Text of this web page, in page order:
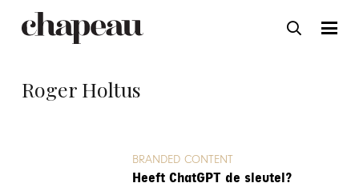
Roger Holtus
BRANDED CONTENT
Heeft ChatGPT de sleutel?